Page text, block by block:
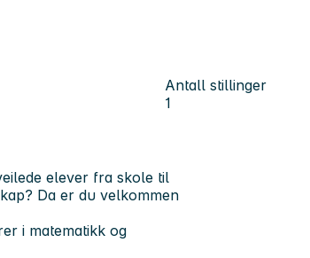
Antall stillinger
1
elever fra skole til
Da er du velkommen
i matematikk og